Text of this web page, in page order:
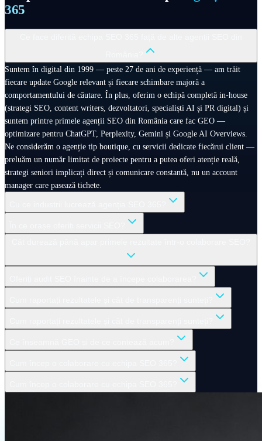
365
Suntem în digital din 1999 — peste 27 de ani de experiență — am trăit
fiecare update Google relevant și fiecare schimbare majoră a
comportamentului de căutare. În plus, oferim o echipă completă in-house
(strategi SEO, content writers, dezvoltatori, specialiști AI și PR digital) și
suntem printre primele agenții SEO din România care fac GEO —
optimizare pentru ChatGPT, Perplexity, Gemini și Google AI Overviews.
Ne considerăm o agenție tip boutique, cu servicii dedicate fiecărui client —
preluăm un număr limitat de proiecte pentru a putea oferi atenție reală,
strategi seniori implicați direct și comunicare constantă, nu un account
manager care pasează tichete.